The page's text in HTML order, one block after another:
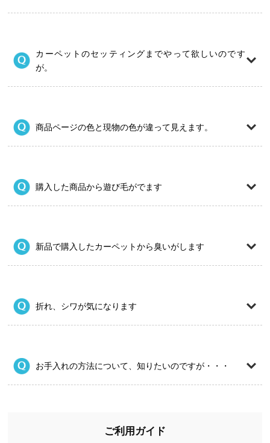
カーペットのセッティングまでやって欲しいのです
が。
商品ページの色と現物の色が違って見えます。
購入した商品から遊び毛がでます
新品で購入したカーペットから臭いがします
折れ、シワが気になります
お手入れの方法について、知りたいのですが・・・
ご利用ガイド